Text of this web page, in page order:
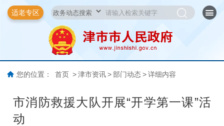
适老专区
您的位置： 首页 > 津市资讯 > 部门动态 > 详细内容
市消防救援大队开展“开学第一课”活
动